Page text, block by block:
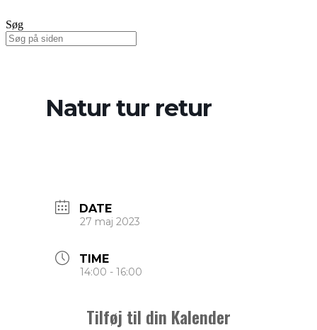
Søg
Natur tur retur
DATE
27 maj 2023
TIME
14:00 - 16:00
Tilføj til din Kalender